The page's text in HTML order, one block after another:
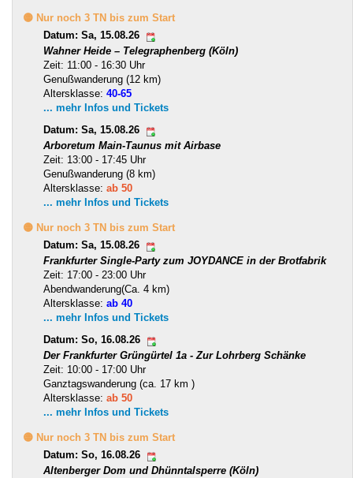
🟡 Nur noch 3 TN bis zum Start
Datum: Sa, 15.08.26
Wahner Heide – Telegraphenberg (Köln)
Zeit: 11:00 - 16:30 Uhr
Genußwanderung (12 km)
Altersklasse: 40-65
... mehr Infos und Tickets
Datum: Sa, 15.08.26
Arboretum Main-Taunus mit Airbase
Zeit: 13:00 - 17:45 Uhr
Genußwanderung (8 km)
Altersklasse: ab 50
... mehr Infos und Tickets
🟡 Nur noch 3 TN bis zum Start
Datum: Sa, 15.08.26
Frankfurter Single-Party zum JOYDANCE in der Brotfabrik
Zeit: 17:00 - 23:00 Uhr
Abendwanderung(Ca. 4 km)
Altersklasse: ab 40
... mehr Infos und Tickets
Datum: So, 16.08.26
Der Frankfurter Grüngürtel 1a - Zur Lohrberg Schänke
Zeit: 10:00 - 17:00 Uhr
Ganztagswanderung (ca. 17 km )
Altersklasse: ab 50
... mehr Infos und Tickets
🟡 Nur noch 3 TN bis zum Start
Datum: So, 16.08.26
Altenberger Dom und Dhünntalsperre (Köln)